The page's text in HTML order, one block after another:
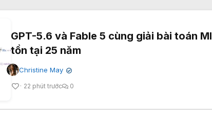
GPT-5.6 và Fable 5 cùng giải bài toán
tồn tại 25 năm
Christine May ✔
22 phút trước 0